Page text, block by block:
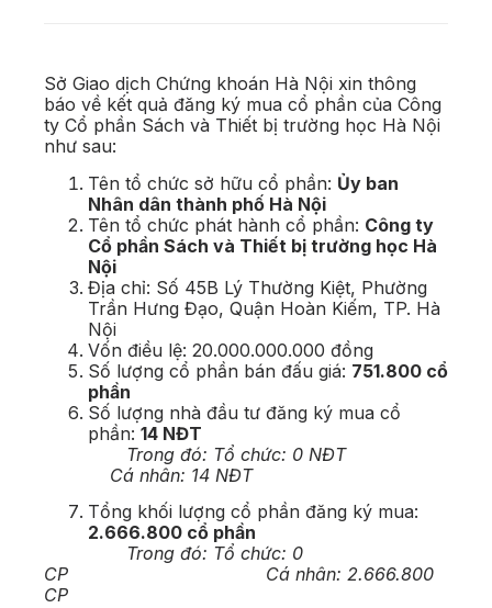
Sở Giao dịch Chứng khoán Hà Nội xin thông
báo về kết quả đăng ký mua cổ phần của Công
ty Cổ phần Sách và Thiết bị trường học Hà Nội
như sau:
Tên tổ chức sở hữu cổ phần: Ủy ban
Nhân dân thành phố Hà Nội
Tên tổ chức phát hành cổ phần: Công ty
Cổ phần Sách và Thiết bị trường học Hà
Nội
Địa chỉ: Số 45B Lý Thường Kiệt, Phường
Trần Hưng Đạo, Quận Hoàn Kiếm, TP. Hà
Nội
Vốn điều lệ: 20.000.000.000 đồng
Số lượng cổ phần bán đấu giá: 751.800 cổ
phần
Số lượng nhà đầu tư đăng ký mua cổ
phần: 14 NĐT
Trong đó: Tổ chức: 0 NĐT
Cá nhân: 14 NĐT
Tổng khối lượng cổ phần đăng ký mua:
2.666.800 cổ phần
Trong đó: Tổ chức: 0
CP Cá nhân: 2.666.800
CP